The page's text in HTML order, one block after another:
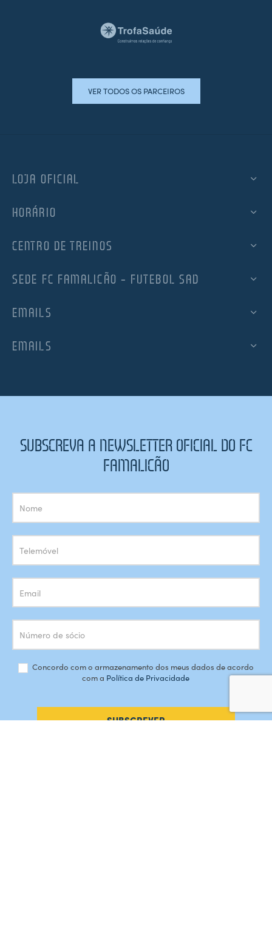
VER TODOS OS PARCEIROS
LOJA OFICIAL
HORÁRIO
CENTRO DE TREINOS
SEDE FC FAMALICÃO – FUTEBOL SAD
EMAILS
EMAILS
SUBSCREVA A NEWSLETTER OFICIAL DO FC
FAMALICÃO
Subscrição
Newsletter
Concordo com o armazenamento dos meus dados de acordo
com a Política de Privacidade
SUBSCREVER